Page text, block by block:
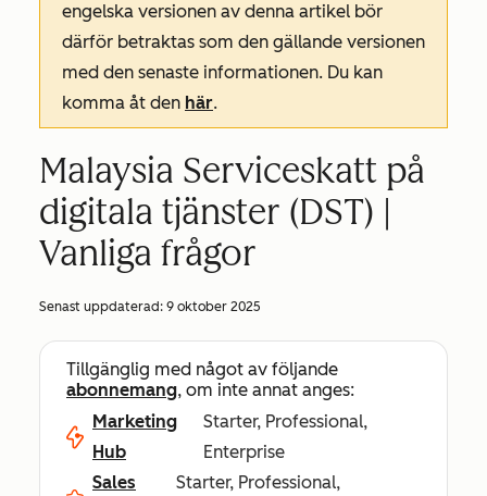
engelska versionen av denna artikel bör
därför betraktas som den gällande versionen
med den senaste informationen. Du kan
komma åt den här.
Malaysia Serviceskatt på
digitala tjänster (DST) |
Vanliga frågor
Senast uppdaterad: 9 oktober 2025
Tillgänglig med något av följande
abonnemang, om inte annat anges:
Marketing
Hub
Starter, Professional,
Enterprise
Sales
Starter, Professional,